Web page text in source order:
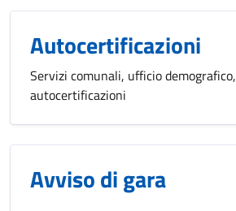
Autocertificazioni
Servizi comunali, ufficio demografico,
autocertificazioni
Avviso di gara